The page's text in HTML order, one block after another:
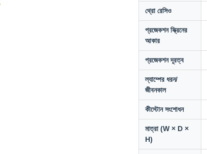
থ্রো রেসিও
প্রজেকশন স্ক্রিনের
আকার
প্রজেকশন দূরত্ব
ল্যাম্পের ধরন/
জীবনকাল
কীস্টোন সংশোধন
মাত্রা (W × D ×
H)